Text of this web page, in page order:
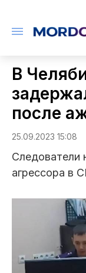
В
после
25.09.2023 15:08
Следователи
агрессора в